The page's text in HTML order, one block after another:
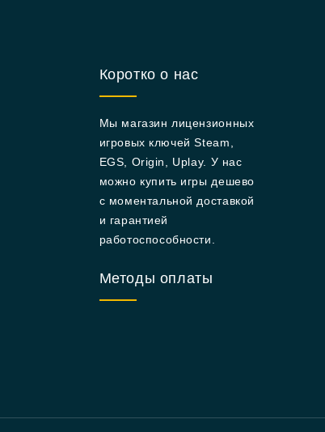
Коротко о нас
Мы магазин лицензионных
игровых ключей Steam,
EGS, Origin, Uplay. У нас
можно купить игры дешево
с моментальной доставкой
и гарантией
работоспособности.
Методы оплаты